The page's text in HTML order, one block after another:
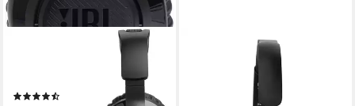
Quantum 360X Wireless for
Xbox Gaming-Headset
QWARE GAMING
Wireless Headset mit
Bluetooth und 2.4 GHz
Dongle Gaming-Headset